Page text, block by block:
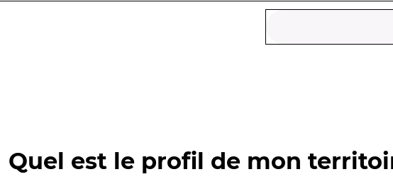
Quel est le profil de mon